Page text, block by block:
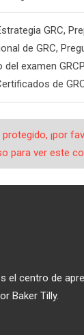
GRC,
de GRC,
examen
de
¡por
para ver este
el centro de
Baker Tilly.